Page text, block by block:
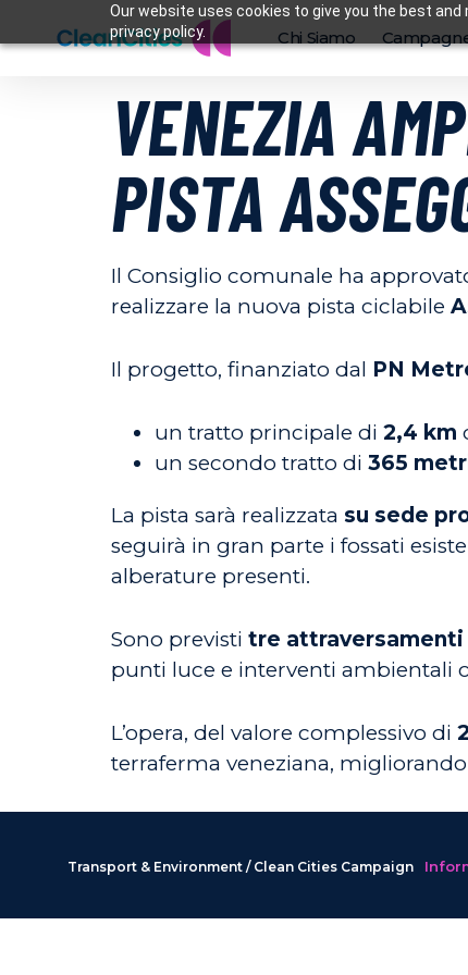
Our website uses cookies to give you the best
privacy policy.
Chi Siamo
VENEZIA
PISTA
Il Consiglio comunale ha
realizzare la nuova pista ciclabile
Il progetto, finanziato dal PN
un tratto principale di 2,4 km
un secondo tratto di 365
La pista sarà realizzata su sede
seguirà in gran parte i fossati
alberature presenti.
Sono previsti tre
punti luce e interventi ambientali
L’opera, del valore complessivo di
terraferma veneziana,
Transport & Environment / Clean Cities Campaign